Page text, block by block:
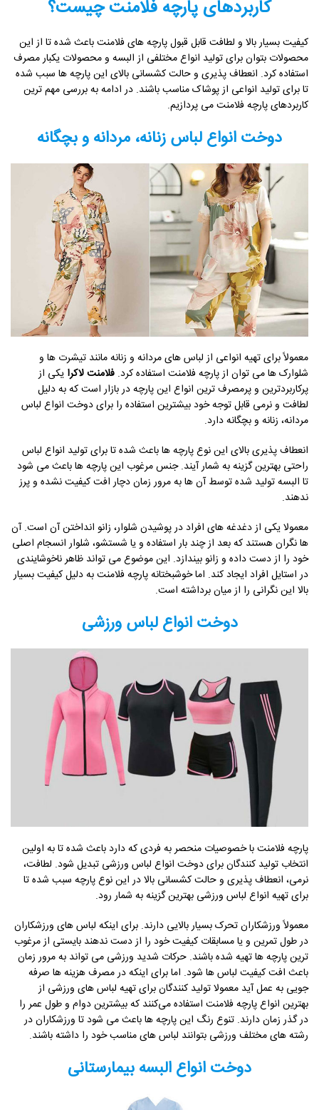
کاربردهای پارچه فلامنت چیست؟
کیفیت بسیار بالا و لطافت قابل قبول پارچه ‌های فلامنت باعث شده تا از این
محصولات بتوان برای تولید انواع مختلفی از البسه و محصولات یکبار مصرف
استفاده کرد. انعطاف پذیری و حالت کشسانی بالای این پارچه ‌ها سبب شده
تا برای تولید انواعی از پوشاک مناسب باشند. در ادامه به بررسی مهم ترین
کاربردهای پارچه فلامنت می ‌پردازیم.
دوخت انواع لباس زنانه، مردانه و بچگانه
معمولاً برای تهیه انواعی از لباس ‌های مردانه و زنانه مانند تیشرت ‌ها و
شلوارک ‌ها می ‌توان از پارچه فلامنت استفاده کرد. فلامنت لاکرا یکی از
پرکاربردترین و پرمصرف ‌ترین انواع این پارچه در بازار است که به دلیل
لطافت و نرمی قابل توجه خود بیشترین استفاده را برای دوخت انواع لباس
مردانه، زنانه و بچگانه دارد.
انعطاف پذیری بالای این نوع پارچه‌ ها باعث شده تا برای تولید انواع لباس
راحتی بهترین گزینه به شمار آیند. جنس مرغوب این پارچه ‌ها باعث می ‌شود
تا البسه تولید شده توسط آن ها به مرور زمان دچار افت کیفیت نشده و پرز
ندهند.
معمولا یکی از دغدغه‌ های افراد در پوشیدن شلوار، زانو انداختن آن است. آن
ها نگران هستند که بعد از چند بار استفاده و یا شستشو، شلوار انسجام اصلی
خود را از دست داده و زانو بیندازد. این موضوع می ‌تواند ظاهر ناخوشایندی
در استایل افراد ایجاد کند. اما خوشبختانه پارچه فلامنت به دلیل کیفیت بسیار
بالا این نگرانی را از میان برداشته است.
دوخت انواع لباس ورزشی
پارچه فلامنت با خصوصیات منحصر به فردی که دارد باعث شده تا به اولین
انتخاب تولید کنندگان برای دوخت انواع لباس ورزشی تبدیل شود. لطافت،
نرمی، انعطاف پذیری و حالت کشسانی بالا در این نوع پارچه سبب شده تا
برای تهیه انواع لباس ورزشی بهترین گزینه به شمار رود.
معمولاً ورزشکاران تحرک بسیار بالایی دارند. برای اینکه لباس ‌های ورزشکاران
در طول تمرین و یا مسابقات کیفیت خود را از دست ندهند بایستی از مرغوب
‌ترین پارچه ‌ها تهیه شده باشند. حرکات شدید ورزشی می ‌تواند به مرور زمان
باعث افت کیفیت لباس‌ ها شود. اما برای اینکه در مصرف هزینه ‌ها صرفه
‌جویی به عمل آید معمولا تولید کنندگان برای تهیه لباس ‌های ورزشی از
بهترین انواع پارچه فلامنت استفاده می‌کنند که بیشترین دوام و طول عمر را
در گذر زمان دارند. تنوع رنگ این پارچه ها باعث می ‌شود تا ورزشکاران در
رشته ‌های مختلف ورزشی بتوانند لباس‌ های مناسب خود را داشته باشند.
دوخت انواع البسه بیمارستانی